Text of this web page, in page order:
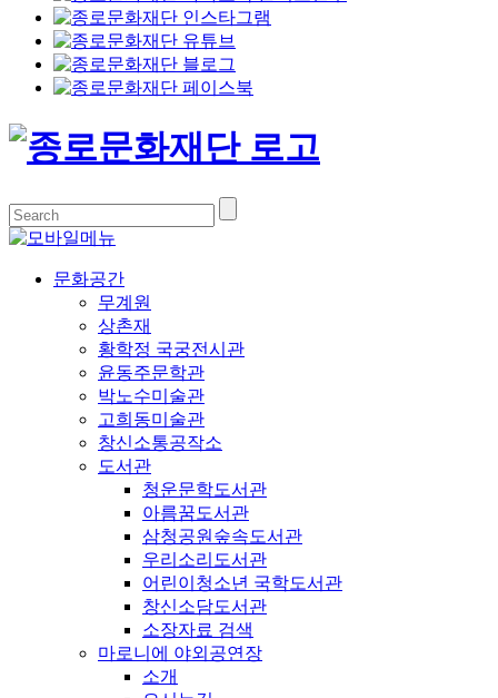
문화공간
무계원
상촌재
황학정 국궁전시관
윤동주문학관
박노수미술관
고희동미술관
창신소통공작소
도서관
청운문학도서관
아름꿈도서관
삼청공원숲속도서관
우리소리도서관
어린이청소년 국학도서관
창신소담도서관
소장자료 검색
마로니에 야외공연장
소개